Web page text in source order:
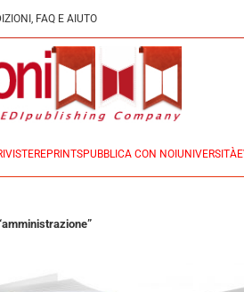
FAQ E AIUTO
REPRINTSPUBBLICA CON NOI UNIVERSITÀ